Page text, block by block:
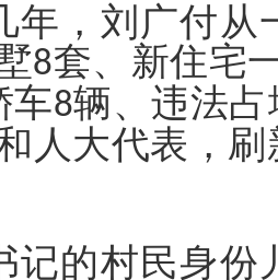
年，刘广付从
8套、新住宅
车8辆、违法
人大代表，
记的村民身份